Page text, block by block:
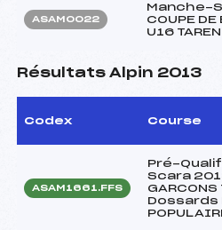
ASAM0022
Manche-
COUPE DE
U16
Résultats Alpin 2013
Codex Course
ASAM1661.FFS
Pré-
Scara
GARCONS
Dossards